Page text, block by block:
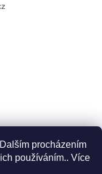
procházením
používáním.. Více